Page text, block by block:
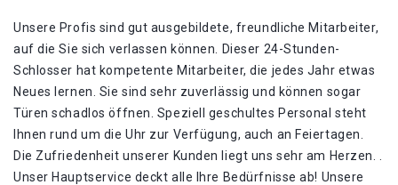
Unsere Profis sind gut ausgebildete, freundliche Mitarbeiter,
auf die Sie sich verlassen können. Dieser 24-Stunden-
Schlosser hat kompetente Mitarbeiter, die jedes Jahr etwas
Neues lernen. Sie sind sehr zuverlässig und können sogar
Türen schadlos öffnen. Speziell geschultes Personal steht
Ihnen rund um die Uhr zur Verfügung, auch an Feiertagen.
Die Zufriedenheit unserer Kunden liegt uns sehr am Herzen. .
Unser Hauptservice deckt alle Ihre Bedürfnisse ab! Unsere